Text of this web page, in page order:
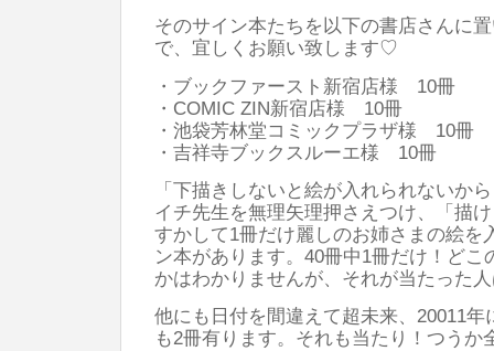
そのサイン本たちを以下の書店さんに
で、宜しくお願い致します♡
・ブックファースト新宿店様 10冊
・COMIC ZIN新宿店様 10冊
・池袋芳林堂コミックプラザ様 10冊
・吉祥寺ブックスルーエ様 10冊
「下描きしないと絵が入れられないか
イチ先生を無理矢理押さえつけ、「描
すかして1冊だけ麗しのお姉さまの絵を
ン本があります。40冊中1冊だけ！どこ
かはわかりませんが、それが当たった
他にも日付を間違えて超未来、20011
も2冊有ります。それも当たり！つうか